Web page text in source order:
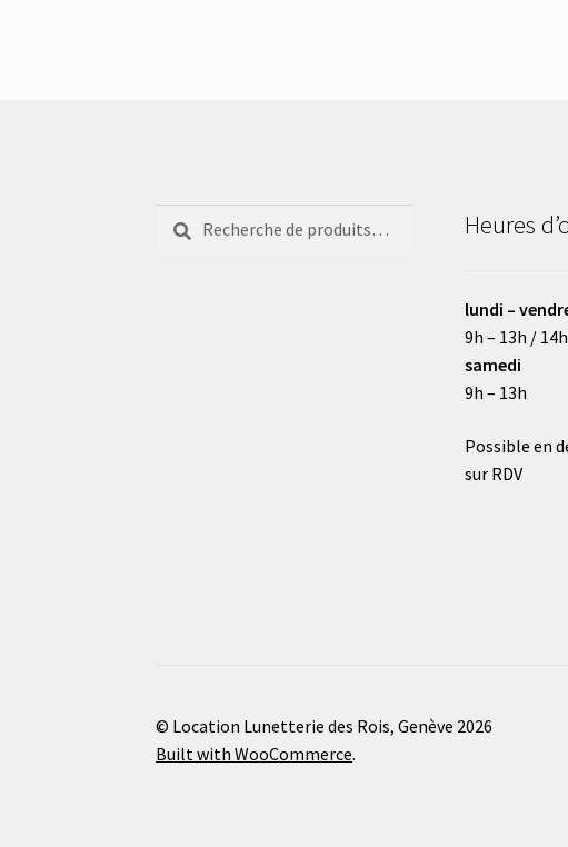
Recherche
pour :
Recherche Heures
lundi –
9h – 13h /
samedi
9h – 13h
Possible en
sur RDV
© Location Lunetterie des Rois, Genève 2026
Built with WooCommerce.